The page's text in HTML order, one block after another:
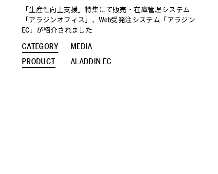
「生産性向上支援」特集にて販売・在庫管理システム
「アラジンオフィス」、Web受発注システム「アラジン
EC」が紹介されました
CATEGORY
MEDIA
PRODUCT
ALADDIN EC